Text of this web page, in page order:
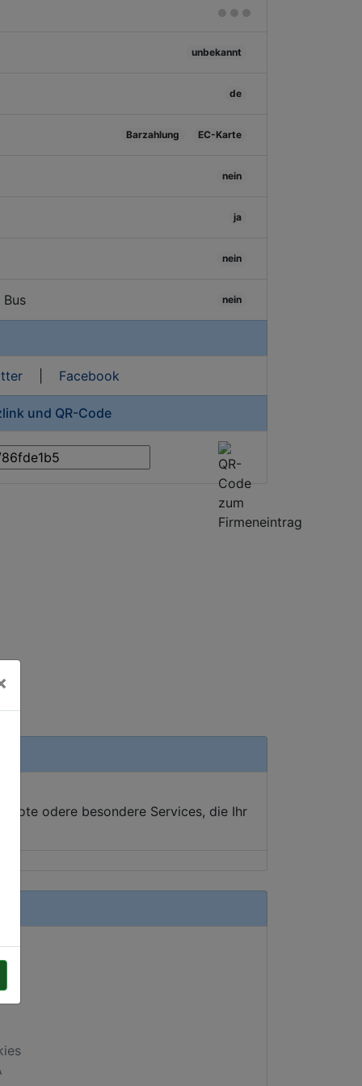
unbekannt
de
Barzahlung EC-Karte
nein
ja
nein
nein
| Facebook
und QR-Code
odere besondere Services, die Ihr